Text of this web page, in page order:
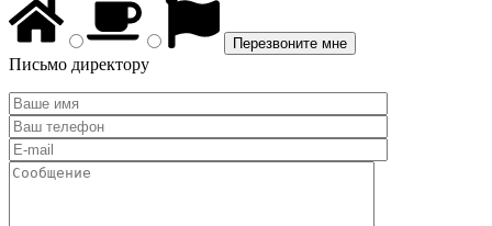
Письмо директору